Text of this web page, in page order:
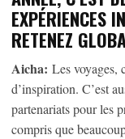
EXPÉRIENCES
RETENEZ
Aicha: Les voyages,
d’inspiration. C’est
partenariats pour les
compris que